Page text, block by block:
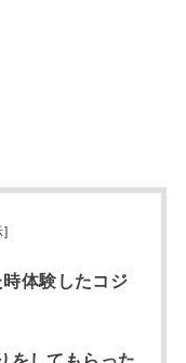
]
体験したコジ